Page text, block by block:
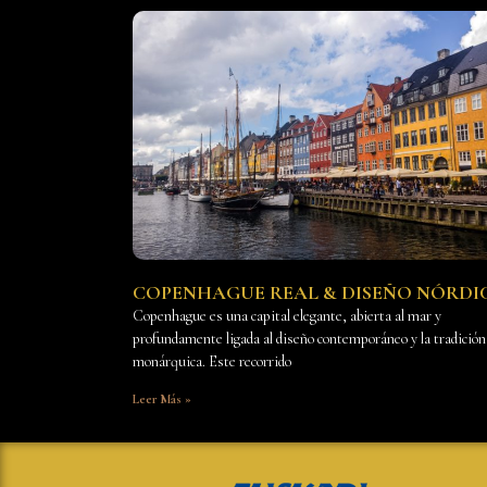
COPENHAGUE REAL & DISEÑO
Copenhague es una capital elegante, abierta al mar y
profundamente ligada al diseño contemporáneo y la tradición
monárquica. Este recorrido
Leer Más »